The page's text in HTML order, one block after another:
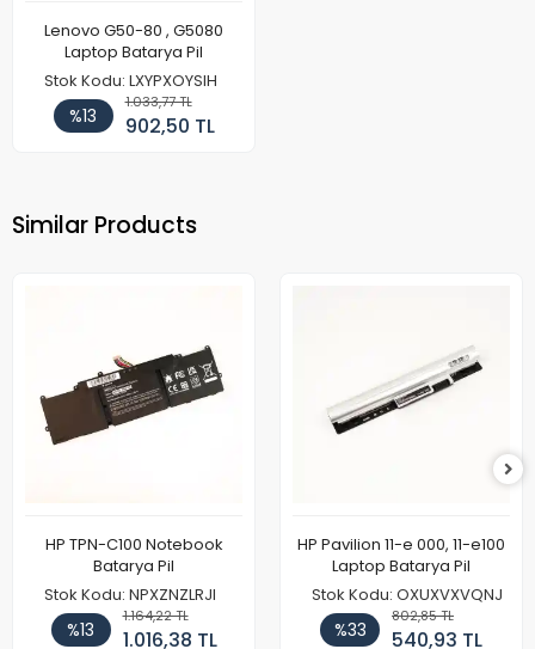
Lenovo G50-80 , G5080
Laptop Batarya Pil
Stok Kodu: LXYPXOYSIH
%13
1.033,77 TL
902,50 TL
Similar Products
HP TPN-C100 Notebook
Batarya Pil
Stok Kodu: NPXZNZLRJI
%13
1.164,22 TL
1.016,38 TL
HP Pavilion 11-e 000, 11-e100
Laptop Batarya Pil
Stok Kodu: OXUXVXVQNJ
%33
802,85 TL
540,93 TL